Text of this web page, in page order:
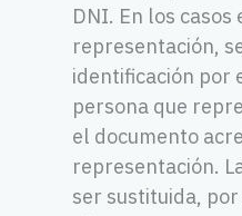
DNI. En los
representación,
identificación por
persona que
el documento
representación.
ser sustituida,